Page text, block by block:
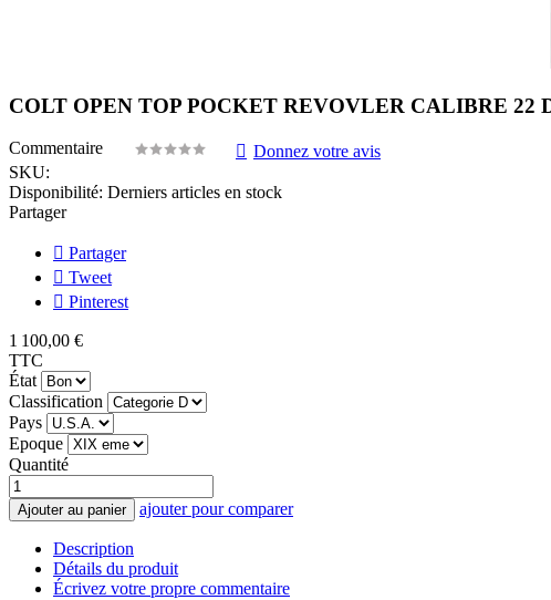
COLT OPEN TOP POCKET REVOVLER CALIBRE 22
Commentaire
Donnez votre avis
SKU:
Disponibilité: Derniers articles en stock
Partager
Partager
Tweet
Pinterest
1 100,00 €
TTC
État
Classification
Pays
Epoque
Quantité
Ajouter au panier ajouter pour comparer
Description
Détails du produit
Écrivez votre propre commentaire